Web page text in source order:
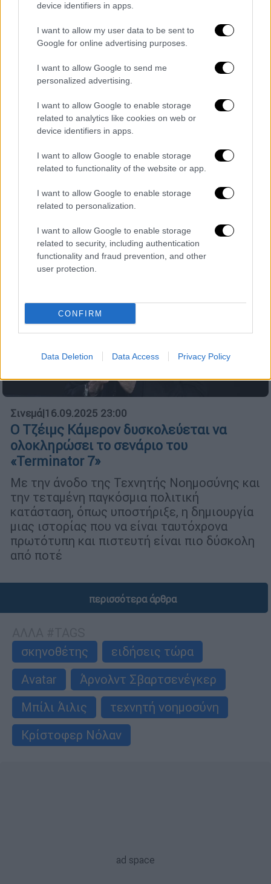
device identifiers in apps.
I want to allow my user data to be sent to
Google for online advertising purposes.
I want to allow Google to send me
personalized advertising.
I want to allow Google to enable storage
related to analytics like cookies on web or
device identifiers in apps.
I want to allow Google to enable storage
related to functionality of the website or app.
I want to allow Google to enable storage
related to personalization.
I want to allow Google to enable storage
related to security, including authentication
functionality and fraud prevention, and other
user protection.
CONFIRM
Data Deletion Data Access Privacy Policy
Σινεμά|26.09.2025 23:00
Το νέο εντυπωσιακό τρέιλερ για το
«Avatar: Fire And Ash» - Συνεχίζεται το
έπος του Τζέιμς Κάμερον
Το νέο κεφάλαιο της επικής ιστορίας
αναμένεται με τεράστιο ενδιαφέρον
Σινεμά|16.09.2025 23:00
Ο Τζέιμς Κάμερον δυσκολεύεται να
ολοκληρώσει το σενάριο του
«Terminator 7»
Με την άνοδο της Τεχνητής Νοημοσύνης και
την τεταμένη παγκόσμια πολιτική
κατάσταση, όπως υποστήριξε, η δημιουργία
μιας ιστορίας που να είναι ταυτόχρονα
πρωτότυπη και πιστευτή είναι πιο δύσκολη
από ποτέ
περισσότερα άρθρα
σκηνοθέτης
ειδήσεις τώρα
Avatar
Άρνολντ Σβαρτσενέγκερ
Μπίλι Άιλις
τεχνητή νοημοσύνη
Κρίστοφερ Νόλαν